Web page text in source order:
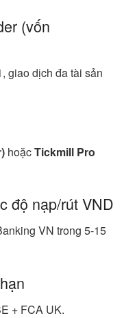
(vốn
giao dịch đa tài sản
hoặcTickmill Pro
độ nạp/rút VND
VN trong 5-15
+ FCA UK.